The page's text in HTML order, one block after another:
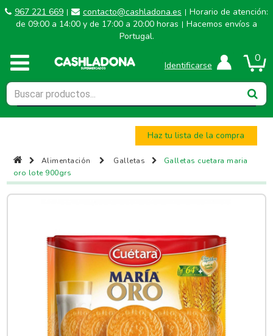
967 221 669 | contacto@cashladona.es | Horario de atención:
de 09:00 a 14:00 y de 17:00 a 20:00 horas | Hacemos envíos a
Portugal.
0
Identificarse
Haz tu lista de la compra
Alimentación Galletas
Galletas cuetara maria
oro lote 900grs